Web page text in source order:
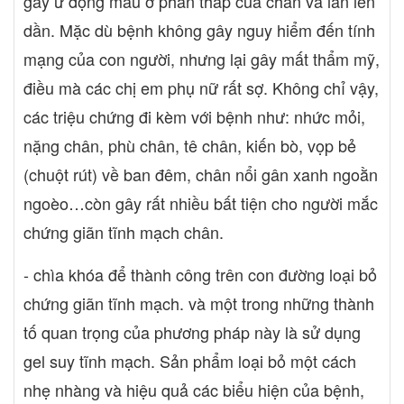
lại đã được chính các người dùng kiểm chứng và xác nhận. Hãy
xem, Varikosette sẽ làm được những gì cho đôi chân của bạn
nhé: - Giảm bớt các triệu chứng nhức mỏi, nặng chân, phù
chân, tê chân - Tăng cường, cải thiện tuần hoàn máu giúp đẩy lùi
sưng, viêm vùng da bị giãn tĩnh mạch - Ngăn ngừa các biến
chứng như loét chân, chảy máu chân do bệnh giãn tĩnh mạch
chân gây ra Công dụng kem Varikosette Thành phần
Varikosette Như đã nói ở trên, thành phần của Varikosette là
các hoạt chất chiết xuất từ các loại thảo dược trong tự nhiên được
liệt kê đầy đủ như sau: Chiết xuất bọt biển thủy sinh, chiết xuất
Hương thảo và Gừng, Vanillyl butyl ether, Tinh dầu quế, Long
Glycerin, Ethoxydiglycol, Cyclopentasiloxane, Sodium hydroxide,
Dầu đậu nành, Dầu bắp, Urea, Long não, Phenoxyethanol,
Ethylhexylglycerin, chiết xuất bọt biển thủy sinh, Carbomer,
Betaine, Carrageenan, Chiết xuất dầu Fir, Chiết xuất callisia, dầu
hạt tiêu Cayenne, Dầu bạch đàn, Tinh dầu rosemary, Tinh dầu
dần. Mặc dù bệnh không gây nguy hiểm đến tính
mạng của con người, nhưng lại gây mất thẩm mỹ,
điều mà các chị em phụ nữ rất sợ. Không chỉ vậy,
các triệu chứng đi kèm với bệnh như: nhức mỏi,
nặng chân, phù chân, tê chân, kiến bò, vọp bẻ
(chuột rút) về ban đêm, chân nổi gân xanh ngoằn
ngoèo…còn gây rất nhiều bất tiện cho người mắc
chứng giãn tĩnh mạch chân.
- chìa khóa để thành công trên con đường loại bỏ
chứng giãn tĩnh mạch. và một trong những thành
tố quan trọng của phương pháp này là sử dụng
gel suy tĩnh mạch. Sản phẩm loại bỏ một cách
nhẹ nhàng và hiệu quả các biểu hiện của bệnh,